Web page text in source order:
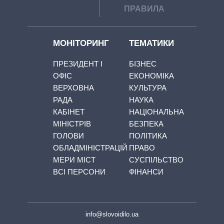
ПРАВИЛА
МОНІТОРИНГ
ПРЕЗИДЕНТ І
ОФІС
ВЕРХОВНА
РАДА
КАБІНЕТ
МІНІСТРІВ
ГОЛОВИ
ОБЛАДМІНІСТРАЦІЙ
МЕРИ МІСТ
ВСІ ПЕРСОНИ
ТЕМАТИКИ
БІЗНЕС
ЕКОНОМІКА
КУЛЬТУРА
НАУКА
НАЦІОНАЛЬНА
БЕЗПЕКА
ПОЛІТИКА
ПРАВО
СУСПІЛЬСТВО
ФІНАНСИ
info@slovoidilo.ua